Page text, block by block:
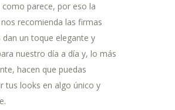
parece, por eso la
recomienda las firmas
dan un toque elegante y
nuestro día a día y, lo más
hacen que puedas
tus looks en algo único y